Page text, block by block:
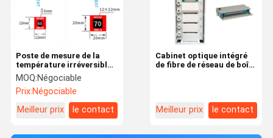
Poste de mesure de la
température irréversible
de thermomètres
MOQ:Négociable
Prix:Négociable
Meilleur prix
le contact
Cabinet optique intégré
de fibre de réseau de boîte
Meilleur prix le contact